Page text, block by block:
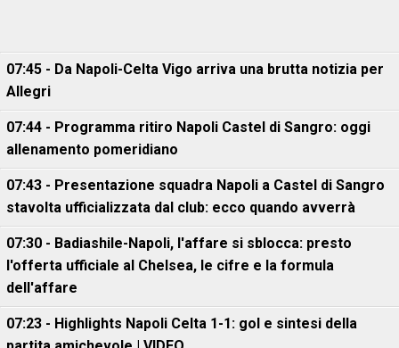
07:45 - Da Napoli-Celta Vigo arriva una brutta notizia per
Allegri
07:44 - Programma ritiro Napoli Castel di Sangro: oggi
allenamento pomeridiano
07:43 - Presentazione squadra Napoli a Castel di Sangro
stavolta ufficializzata dal club: ecco quando avverrà
07:30 - Badiashile-Napoli, l'affare si sblocca: presto
l'offerta ufficiale al Chelsea, le cifre e la formula
dell'affare
07:23 - Highlights Napoli Celta 1-1: gol e sintesi della